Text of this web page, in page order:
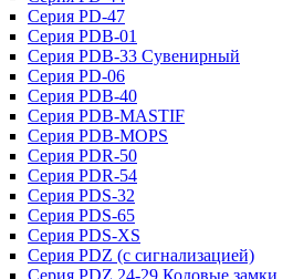
Серия PD-47
Серия PDB-01
Серия PDB-33 Сувенирный
Серия PD-06
Серия PDB-40
Серия PDB-MASTIF
Серия PDB-MOPS
Серия PDR-50
Серия PDR-54
Серия PDS-32
Серия PDS-65
Серия PDS-XS
Серия PDZ (с сигнализацией)
Серия PDZ 24-29 Кодовые замки